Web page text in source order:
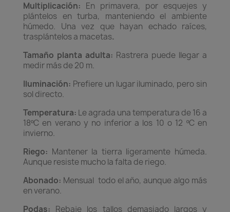
Multiplicación: En primavera, por esquejes y
plántelos en turba, manteniendo el ambiente
húmedo. Una vez que hayan echado raíces,
trasplántelos a macetas.
Tamaño planta adulta: Rastrera puede llegar a
medir más de 20 m.
Iluminación: Prefiere un lugar iluminado, pero sin
sol directo.
Temperatura: Le agrada una temperatura de 16 a
18ºC en verano y no inferior a los 10 o 12 ºC en
invierno.
Riego: Mantener la tierra ligeramente húmeda.
Aunque resiste mucho la falta de riego.
Abonado: Mensual todo el año, aunque algo más
en verano.
Podas: Rebaje los tallos demasiado largos y